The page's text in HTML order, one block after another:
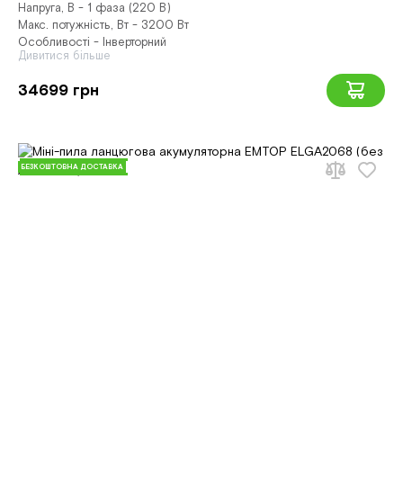
Напруга, В - 1 фаза (220 В)
Макс. потужність, Вт - 3200 Вт
Особливості - Інверторний
Дивитися більше
34699 грн
БЕЗКОШТОВНА ДОСТАВКА